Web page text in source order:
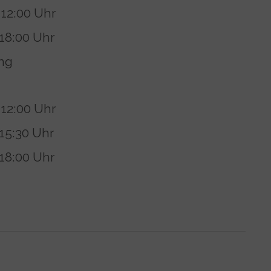
Uhr
Uhr
Uhr
Uhr
Uhr